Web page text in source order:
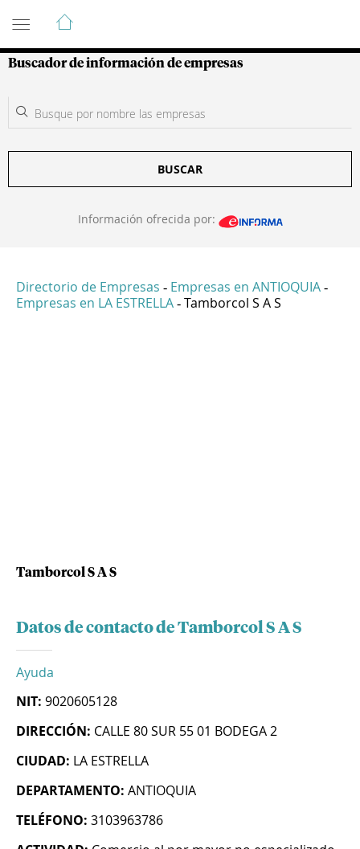
Guía de Empresas Colombianas
Buscador de información de empresas
BUSCAR
Información ofrecida por:
Directorio de Empresas - Empresas en ANTIOQUIA -
Empresas en LA ESTRELLA - Tamborcol S A S
Tamborcol S A S
Datos de contacto de Tamborcol S A S
Ayuda
NIT: 9020605128
DIRECCIÓN: CALLE 80 SUR 55 01 BODEGA 2
CIUDAD: LA ESTRELLA
DEPARTAMENTO: ANTIOQUIA
TELÉFONO: 3103963786